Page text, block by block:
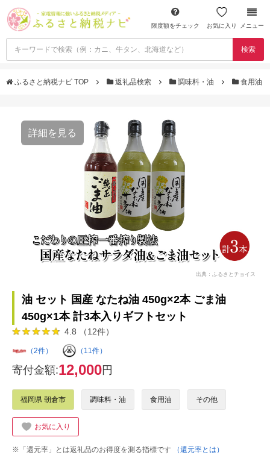
限度額をチェック お気に入り メニュー
検索
ふるさと納税ナビ TOP 返礼品検索 調味料・油 食用油
詳細を見る
出典：ふるさとチョイス
油 セット 国産 なたね油 450g×2本 ごま油
450g×1本 計3本入りギフトセット
4.8 （12件）
（2件） （11件）
寄付金額:12,000円
福岡県 朝倉市 調味料・油 食用油 その他
お気に入り
※「還元率」とは返礼品のお得度を測る指標です
（還元率とは）